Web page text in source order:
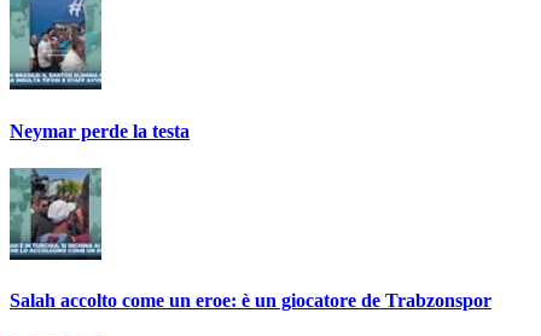
Neymar perde la testa
Salah accolto come un eroe: è un giocatore de Trabzonspor